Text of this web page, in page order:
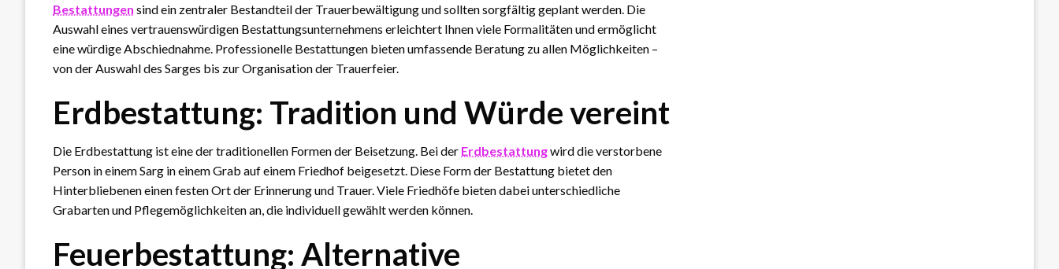
Bestattungen sind ein zentraler Bestandteil der Trauerbewältigung und sollten sorgfältig geplant werden. Die
Auswahl eines vertrauenswürdigen Bestattungsunternehmens erleichtert Ihnen viele Formalitäten und ermöglicht
eine würdige Abschiednahme. Professionelle Bestattungen bieten umfassende Beratung zu allen Möglichkeiten –
von der Auswahl des Sarges bis zur Organisation der Trauerfeier.
Erdbestattung: Tradition und Würde vereint
Die Erdbestattung ist eine der traditionellen Formen der Beisetzung. Bei der Erdbestattungwird die verstorbene
Person in einem Sarg in einem Grab auf einem Friedhof beigesetzt. Diese Form der Bestattung bietet den
Hinterbliebenen einen festen Ort der Erinnerung und Trauer. Viele Friedhöfe bieten dabei unterschiedliche
Grabarten und Pflegemöglichkeiten an, die individuell gewählt werden können.
Feuerbestattung: Alternative